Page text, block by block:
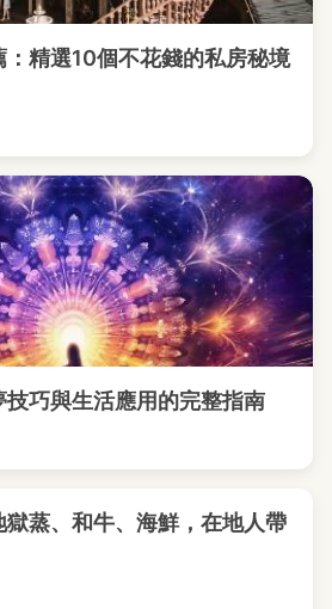
精選10個不花錢的私房秘境
巧與生活應用的完整指南
獄蒸、和牛、海鮮，在地人帶